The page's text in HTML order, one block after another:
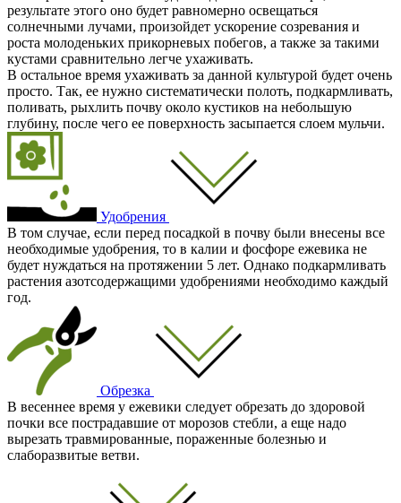
результате этого оно будет равномерно освещаться
солнечными лучами, произойдет ускорение созревания и
роста молоденьких прикорневых побегов, а также за такими
кустами сравнительно легче ухаживать.
В остальное время ухаживать за данной культурой будет очень
просто. Так, ее нужно систематически полоть, подкармливать,
поливать, рыхлить почву около кустиков на небольшую
глубину, после чего ее поверхность засыпается слоем мульчи.
Удобрения
В том случае, если перед посадкой в почву были внесены все
необходимые удобрения, то в калии и фосфоре ежевика не
будет нуждаться на протяжении 5 лет. Однако подкармливать
растения азотсодержащими удобрениями необходимо каждый
год.
Обрезка
В весеннее время у ежевики следует обрезать до здоровой
почки все пострадавшие от морозов стебли, а еще надо
вырезать травмированные, пораженные болезнью и
слаборазвитые ветви.